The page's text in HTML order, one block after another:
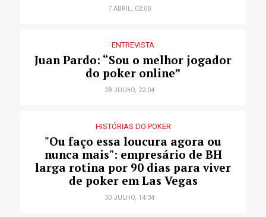
7 ABRIL, 02:00
ENTREVISTA
Juan Pardo: “Sou o melhor jogador
do poker online”
28 JULHO, 22:04
HISTÓRIAS DO POKER
"Ou faço essa loucura agora ou
nunca mais": empresário de BH
larga rotina por 90 dias para viver
de poker em Las Vegas
30 JULHO, 14:34